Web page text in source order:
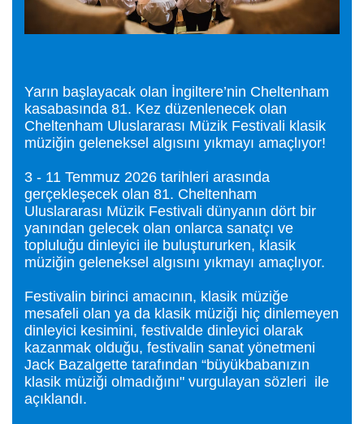
Yarın başlayacak olan İngiltere’nin Cheltenham
kasabasında 81. Kez düzenlenecek olan
Cheltenham Uluslararası Müzik Festivali klasik
müziğin geleneksel algısını yıkmayı amaçlıyor!
3 - 11 Temmuz 2026 tarihleri arasında
gerçekleşecek olan 81. Cheltenham
Uluslararası Müzik Festivali dünyanın dört bir
yanından gelecek olan onlarca sanatçı ve
topluluğu dinleyici ile buluştururken, klasik
müziğin geleneksel algısını yıkmayı amaçlıyor.
Festivalin birinci amacının, klasik müziğe
mesafeli olan ya da klasik müziği hiç dinlemeyen
dinleyici kesimini, festivalde dinleyici olarak
kazanmak olduğu, festivalin sanat yönetmeni
Jack Bazalgette tarafından “büyükbabanızın
klasik müziği olmadığını" vurgulayan sözleri ile
açıklandı.